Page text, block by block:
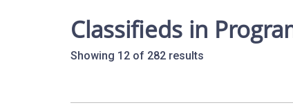
Classifieds in
Showing 12 of 282 results